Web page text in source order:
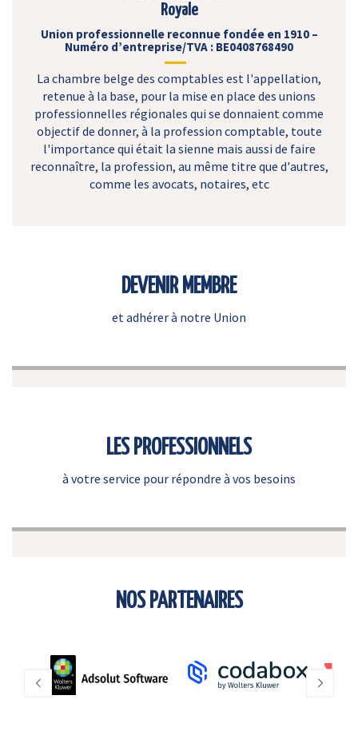
Royale
Union professionnelle reconnue fondée en 1910 –
Numéro d’entreprise/TVA : BE0408768490
La chambre belge des comptables est l'appellation,
retenue à la base, pour la mise en place des unions
professionnelles régionales qui se donnaient comme
objectif de donner, à la profession comptable, toute
l'importance qui était la sienne mais aussi de faire
reconnaître, la profession, au même titre que d'autres,
comme les avocats, notaires, etc
DEVENIR MEMBRE
et adhérer à notre Union
LES PROFESSIONNELS
à votre service pour répondre à vos besoins
NOS PARTENAIRES